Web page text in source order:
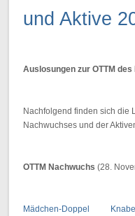
und Aktive
Auslosungen zur OTTM
Nachfolgend finden sich die
Nachwuchses und der
OTTM Nachwuchs (28.
Mädchen-Doppel